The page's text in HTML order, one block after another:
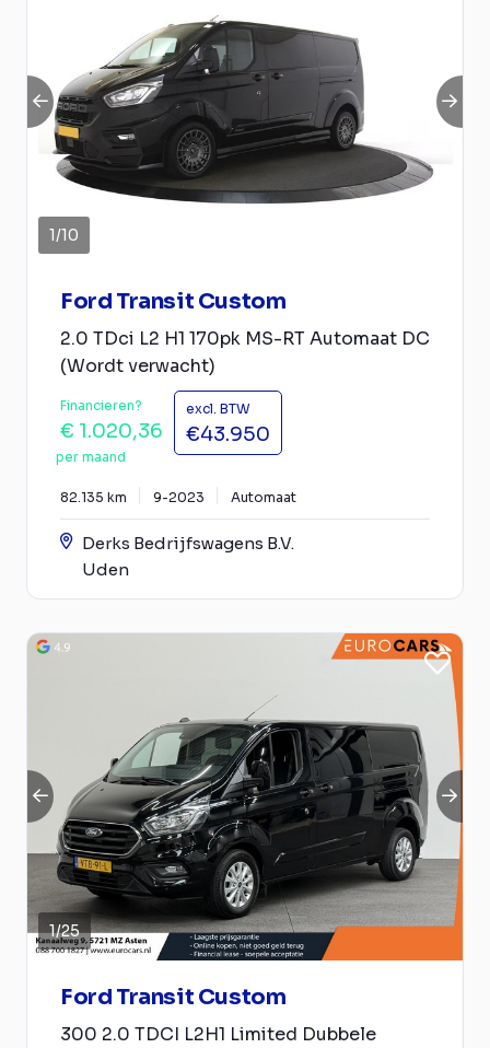
1/10
Ford Transit Custom
2.0 TDci L2 H1 170pk MS-RT Automaat DC
(Wordt verwacht)
Financieren?
€ 1.020,36
per maand
excl. BTW
€43.950
82.135 km 9-2023 Automaat
Derks Bedrijfswagens B.V.
Uden
1/25
Ford Transit Custom
300 2.0 TDCI L2H1 Limited Dubbele